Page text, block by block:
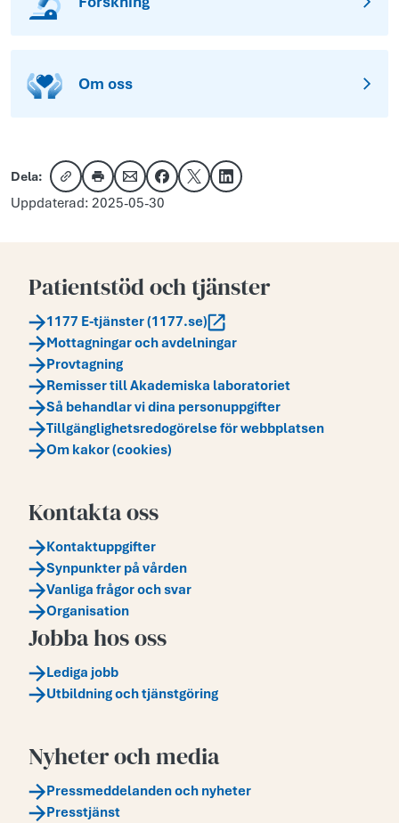
Om oss
Dela:
Kopiera länk
Skriv utDela via e-post
Dela på Facebook
Dela på XDela på LinkedIn
Uppdaterad: 2025-05-30
Patientstöd och tjänster
1177 E-tjänster (1177.se)
Mottagningar och avdelningar
Provtagning
Remisser till Akademiska laboratoriet
Så behandlar vi dina personuppgifter
Tillgänglighetsredogörelse för webbplatsen
Om kakor (cookies)
Kontakta oss
Kontaktuppgifter
Synpunkter på vården
Vanliga frågor och svar
Organisation
Jobba hos oss
Lediga jobb
Utbildning och tjänstgöring
Nyheter och media
Pressmeddelanden och nyheter
Presstjänst